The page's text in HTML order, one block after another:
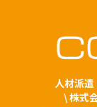
人材派
\ 株式